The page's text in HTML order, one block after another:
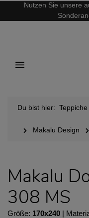
Nutzen Sie unsere
Du bist hier: Teppiche
Makalu Design
Makalu
308 MS
Größe: 170x240 |